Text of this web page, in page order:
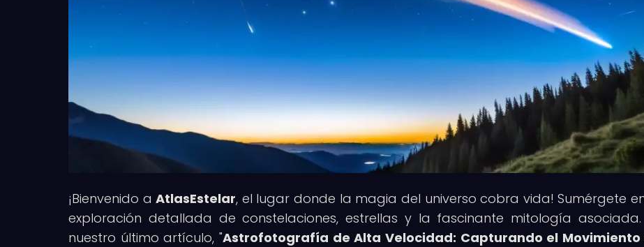
¡Bienvenido aAtlasEstelar, el lugar donde la magia del universo cobra vida! Sumérgete
exploración detallada de constelaciones, estrellas y la fascinante mitología asociada.
nuestro último artículo, "Astrofotografía de Alta Velocidad: Capturando el Movimiento